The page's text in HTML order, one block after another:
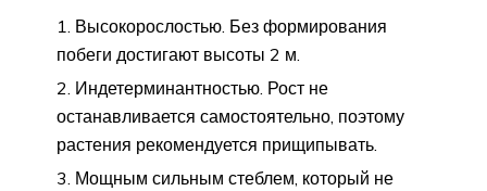
Высокорослостью. Без формирования
побеги достигают высоты 2 м.
Индетерминантностью. Рост не
останавливается самостоятельно, поэтому
растения рекомендуется прищипывать.
Мощным сильным стеблем, который не